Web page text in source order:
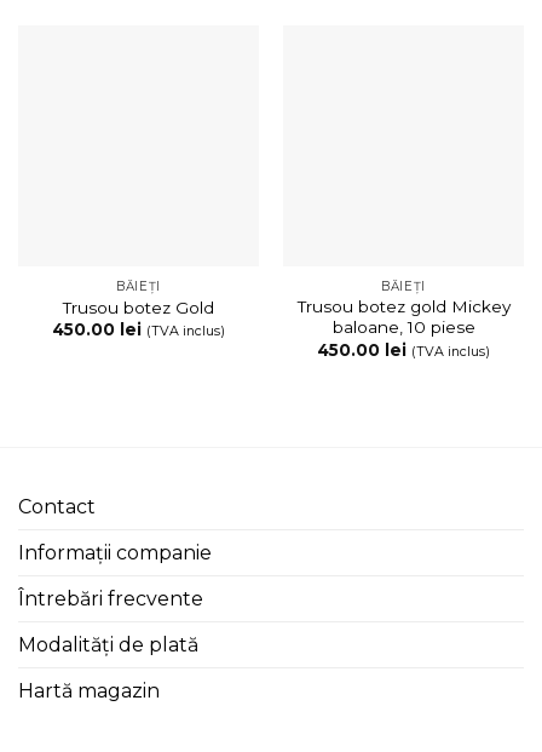
BĂIEȚI
Trusou botez Gold
450.00
lei (TVA inclus)
BĂIEȚI
Trusou botez gold Mickey
baloane, 10 piese
450.00
lei (TVA inclus)
Contact
Informații companie
Întrebări frecvente
Modalități de plată
Hartă magazin